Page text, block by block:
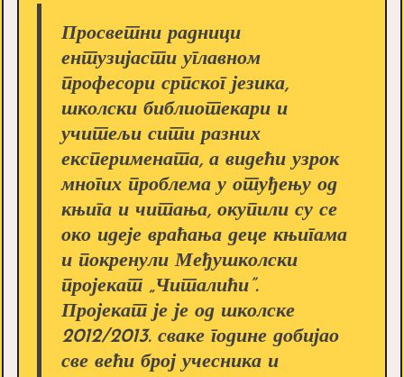
Просветни радници
ентузијасти углавном
професори српског језика,
школски библиотекари и
учитељи сити разних
експеримената, а видећи узрок
многих проблема у отуђењу од
књига и читања, окупили су се
око идеје враћања деце књигама
и покренули Међушколски
пројекат „Читалићи”.
Пројекат је је од школске
2012/2013. сваке године добијао
све већи број учесника и